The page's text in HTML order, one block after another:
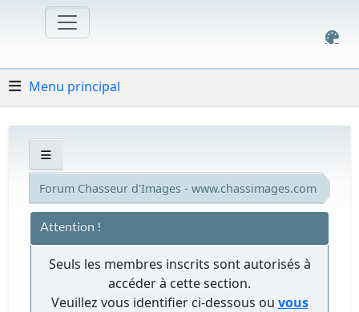
Menu principal
Forum Chasseur d'Images - www.chassimages.com
Attention !
Seuls les membres inscrits sont autorisés à
accéder à cette section.
Veuillez vous identifier ci-dessous ou vous